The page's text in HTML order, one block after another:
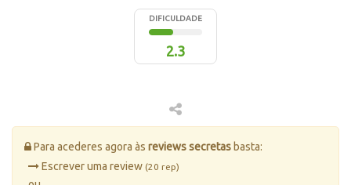
DIFICULDADE
2.3
Para acederes agora às reviews secretas basta:
Escrever uma review (20 rep)